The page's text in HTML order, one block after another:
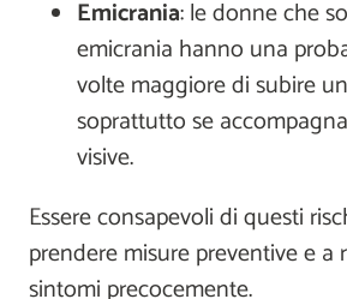
Emicrania: le donne che
emicrania hanno una
volte maggiore di subire
soprattutto se
visive.
Essere consapevoli di questi
prendere misure preventive e a
sintomi precocemente.